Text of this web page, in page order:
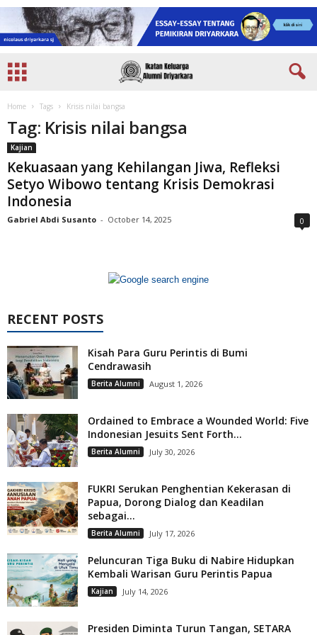
Home Tags Krisis nilai bangsa
Tag: Krisis nilai bangsa
Kajian
Kekuasaan yang Kehilangan Jiwa, Refleksi
Setyo Wibowo tentang Krisis Demokrasi
Indonesia
Gabriel Abdi Susanto - October 14, 2025 0
RECENT POSTS
Kisah Para Guru Perintis di Bumi
Cendrawasih
Berita Alumni August 1, 2026
Ordained to Embrace a Wounded World: Five
Indonesian Jesuits Sent Forth...
Berita Alumni July 30, 2026
FUKRI Serukan Penghentian Kekerasan di
Papua, Dorong Dialog dan Keadilan
sebagai...
Berita Alumni July 17, 2026
Peluncuran Tiga Buku di Nabire Hidupkan
Kembali Warisan Guru Perintis Papua
Kajian July 14, 2026
Presiden Diminta Turun Tangan, SETARA